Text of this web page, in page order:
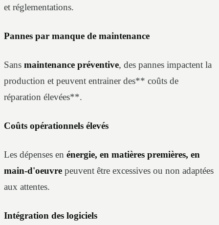
et réglementations.
Pannes par manque de maintenance
Sans maintenance préventive, des pannes impactent la
production et peuvent entrainer des** coûts de
réparation élevées**.
Coûts opérationnels élevés
Les dépenses en énergie, en matières premières, en
main-d'oeuvre peuvent être excessives ou non adaptées
aux attentes.
Intégration des logiciels